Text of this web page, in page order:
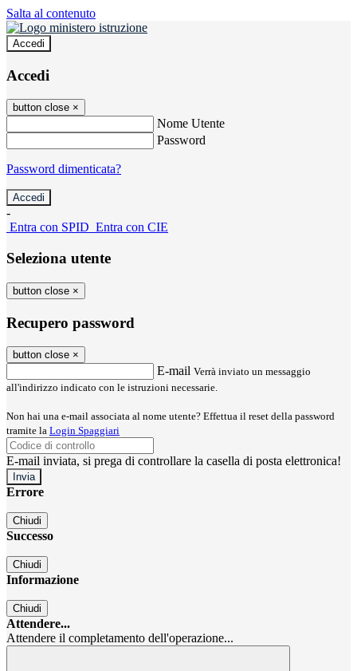
Salta al contenuto
Accedi
Accedi
button close ×
Nome Utente
Password
Password dimenticata?
-
Entra con SPID Entra con CIE
Seleziona utente
button close ×
Recupero password
button close ×
E-mail Verrà inviato un messaggio
all'indirizzo indicato con le istruzioni necessarie.
Non hai una e-mail associata al nome utente? Effettua il reset della password
tramite la Login Spaggiari
E-mail inviata, si prega di controllare la casella di posta elettronica!
Errore
Chiudi
Successo
Chiudi
Informazione
Chiudi
Attendere...
Attendere il completamento dell'operazione...